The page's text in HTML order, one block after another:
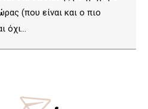
(που είναι και ο πιο
όχι…